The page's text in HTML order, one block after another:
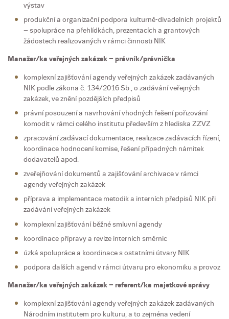
výstav
produkční a organizační podpora kulturně-divadelních projektů
– spolupráce na přehlídkách, prezentacích a grantových
žádostech realizovaných v rámci činnosti NIK
Manažer/ka veřejných zakázek – právník/právnička
komplexní zajišťování agendy veřejných zakázek zadávaných
NIK podle zákona č. 134/2016 Sb., o zadávání veřejných
zakázek, ve znění pozdějších předpisů
právní posouzení a navrhování vhodných řešení pořizování
komodit v rámci celého institutu především z hlediska ZZVZ
zpracování zadávací dokumentace, realizace zadávacích řízení,
koordinace hodnocení komise, řešení případných námitek
dodavatelů apod.
zveřejňování dokumentů a zajišťování archivace v rámci
agendy veřejných zakázek
příprava a implementace metodik a interních předpisů NIK při
zadávání veřejných zakázek
komplexní zajišťování běžné smluvní agendy
koordinace přípravy a revize interních směrnic
úzká spolupráce a koordinace s ostatními útvary NIK
podpora dalších agend v rámci útvaru pro ekonomiku a provoz
Manažer/ka veřejných zakázek – referent/ka majetkové správy
komplexní zajišťování agendy veřejných zakázek zadávaných
Národním institutem pro kulturu, a to zejména vedení